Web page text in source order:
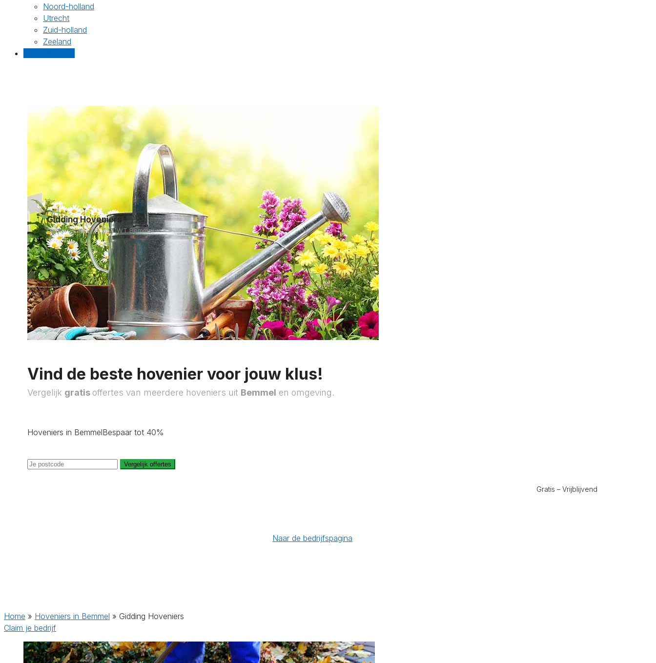
Noord-holland
Utrecht
Zuid-holland
Zeeland
Gidding Hoveniers
Oostervelden 121, 6681WT Bemmel
Vind de beste hovenier voor jouw klus!
Vergelijk gratis offertes van meerdere hoveniers uit Bemmel en omgeving.
Hoveniers in BemmelBespaar tot 40%
Vergelijk offertes
Gratis – Vrijblijvend
Naar de bedrijfspagina
Home » Hoveniers in Bemmel » Gidding Hoveniers
Claim je bedrijf